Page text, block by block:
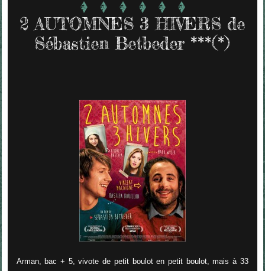
2 AUTOMNES 3 HIVERS de
Sébastien Betbeder ***(*)
Arman, bac + 5, vivote de petit boulot en petit boulot, mais à 33